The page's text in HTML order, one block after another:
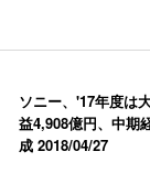
ソニー、'17年度は
益4,908億円、中期
成2018/04/27